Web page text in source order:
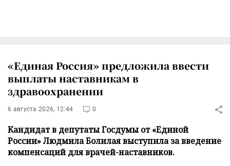
«Единая Россия» предложила ввести
выплаты наставникам в
здравоохранении
6 августа 2026, 12:44 0
Кандидат в депутаты Госдумы от «Единой
России» Людмила Болилая выступила за введение
компенсаций для врачей-наставников.